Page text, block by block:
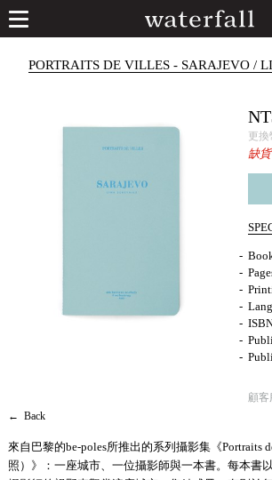
PORTRAITS DE VILLES - SARAJEVO /
更換
缺
顧客
← Back
來自巴黎的be-poles所推出的系列攝影集《Portraits
照）》：一座城市、一位攝影師與一本書。每本書